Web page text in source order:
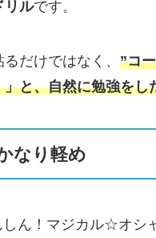
リルです。
だけではなく、 ”コ
と、自然に勉強をし
なり軽め